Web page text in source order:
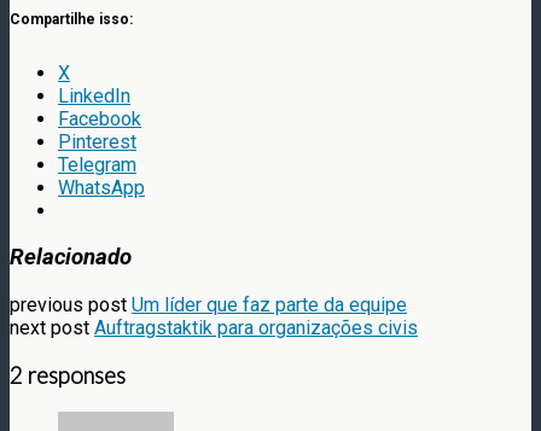
Compartilhe isso:
X
LinkedIn
Facebook
Pinterest
Telegram
WhatsApp
Relacionado
previous post Um líder que faz parte da equipe
next post Auftragstaktik para organizações civis
2 responses